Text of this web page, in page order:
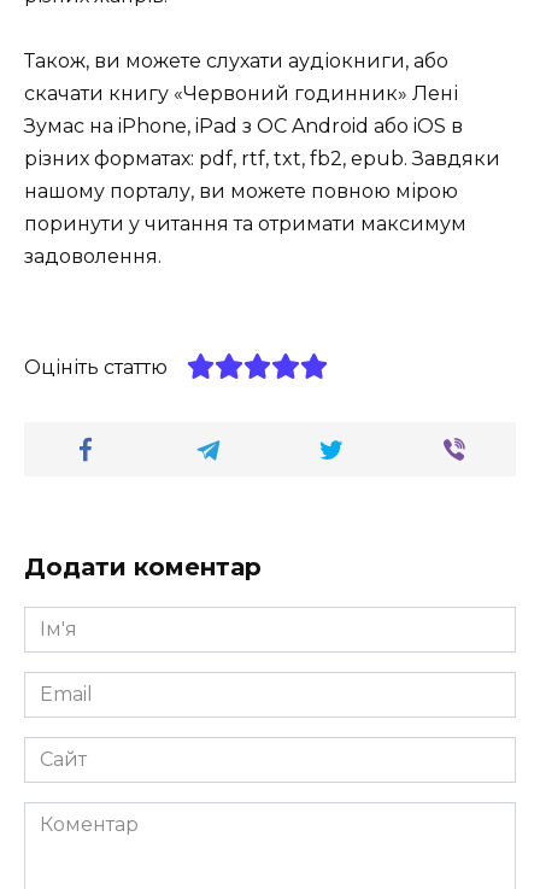
Також, ви можете слухати аудіокниги, або
скачати книгу «Червоний годинник» Лені
Зумас на iPhone, iPad з ОС Android або iOS в
різних форматах: pdf, rtf, txt, fb2, epub. Завдяки
нашому порталу, ви можете повною мірою
поринути у читання та отримати максимум
задоволення.
Оцініть статтю
Додати коментар
Ім'я
*
Email
*
Сайт
Коментар